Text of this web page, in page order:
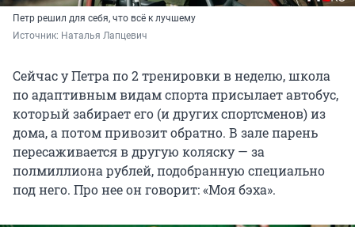
Петр решил для себя, что всё к лучшему
Источник: Наталья Лапцевич
Сейчас у Петра по 2 тренировки в неделю, школа
по адаптивным видам спорта присылает автобус,
который забирает его (и других спортсменов) из
дома, а потом привозит обратно. В зале парень
пересаживается в другую коляску — за
полмиллиона рублей, подобранную специально
под него. Про нее он говорит: «Моя бэха».